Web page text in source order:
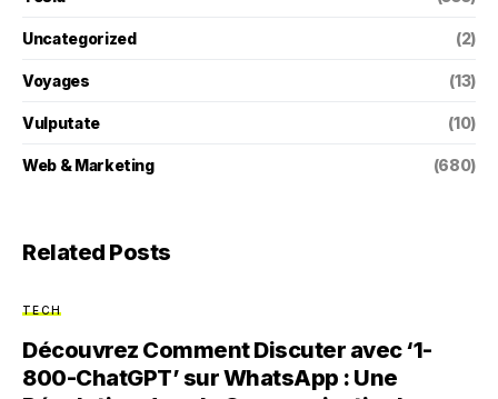
Uncategorized (2)
Voyages (13)
Vulputate (10)
Web & Marketing (680)
Related Posts
TECH
Découvrez Comment Discuter avec ‘1-
800-ChatGPT’ sur WhatsApp : Une